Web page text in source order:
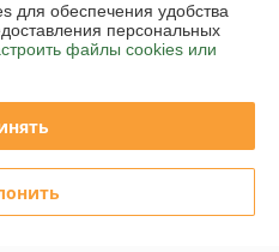
обеспечения удобства
персональных
файлы cookies или